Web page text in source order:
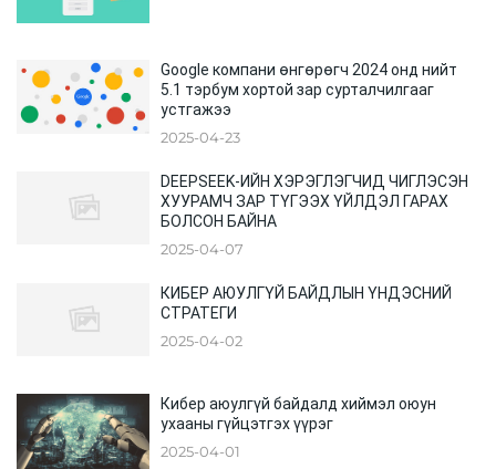
Google компани өнгөрөгч 2024 онд нийт
5.1 тэрбум хортой зар сурталчилгааг
устгажээ
2025-04-23
DEEPSEEK-ИЙН ХЭРЭГЛЭГЧИД ЧИГЛЭСЭН
ХУУРАМЧ ЗАР ТҮГЭЭХ ҮЙЛДЭЛ ГАРАХ
БОЛСОН БАЙНА
2025-04-07
КИБЕР АЮУЛГҮЙ БАЙДЛЫН ҮНДЭСНИЙ
СТРАТЕГИ
2025-04-02
Кибер аюулгүй байдалд хиймэл оюун
ухааны гүйцэтгэх үүрэг
2025-04-01